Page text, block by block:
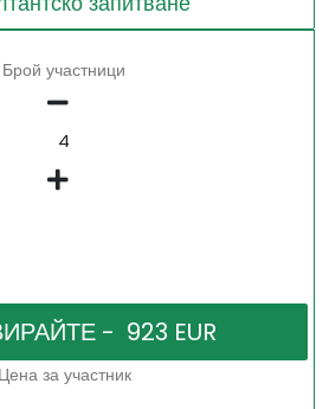
Брой участници
Цена за участник